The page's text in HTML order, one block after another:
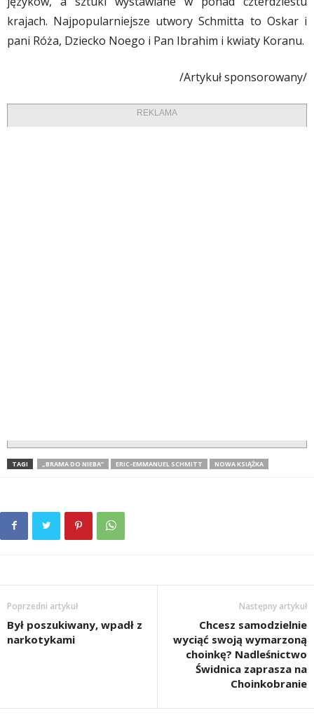
krajach. Najpopularniejsze utwory Schmitta to Oskar i
pani Róża, Dziecko Noego i Pan Ibrahim i kwiaty Koranu.
/Artykuł sponsorowany/
REKLAMA
TAGI „BRAMA DO NIEBA” ERIC-EMMANUEL SCHMITT NOWA KSIĄŻKA
Poprzedni artykuł
Był poszukiwany, wpadł z
narkotykami
Następny artykuł
Chcesz samodzielnie
wyciąć swoją wymarzoną
choinkę? Nadleśnictwo
Świdnica zaprasza na
Choinkobranie